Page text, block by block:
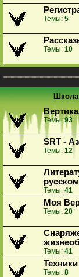
Темы: 5
Темы: 10
Школа
Темы:93
SRT -
Темы: 12
русском
Темы: 41
Моя
Темы: 20
Темы: 41
Темы: 8